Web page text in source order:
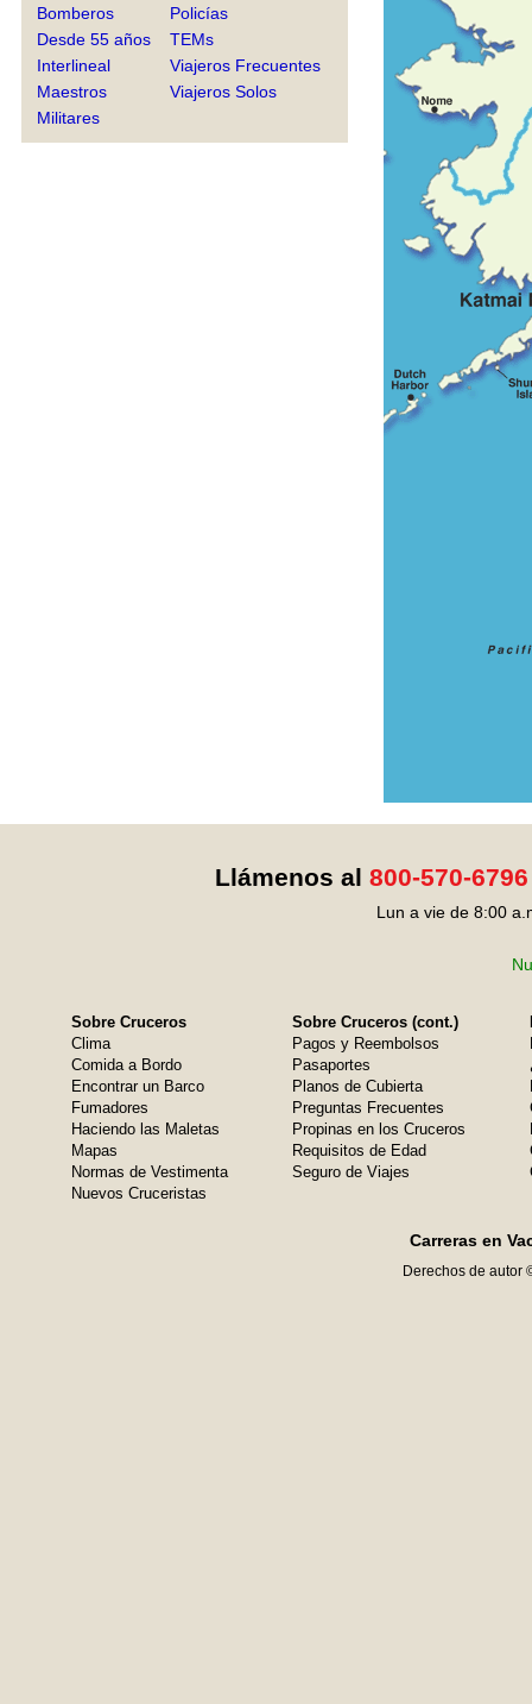
Bomberos
Desde 55 años
Interlineal
Maestros
Militares
Policías
TEMs
Viajeros Frecuentes
Viajeros Solos
Llámenos al 800-570-6796
Lun a vie de 8:00
Sobre Cruceros
Clima
Comida a Bordo
Encontrar un Barco
Fumadores
Haciendo las Maletas
Mapas
Normas de Vestimenta
Nuevos Cruceristas
Sobre Cruceros (cont.)
Pagos y Reembolsos
Pasaportes
Planos de Cubierta
Preguntas Frecuentes
Propinas en los Cruceros
Requisitos de Edad
Seguro de Viajes
Carreras en
Derechos de autor